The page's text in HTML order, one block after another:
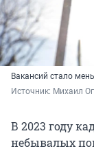
Вакансий стало
Источник: Михаил
В 2023 году
небывалых